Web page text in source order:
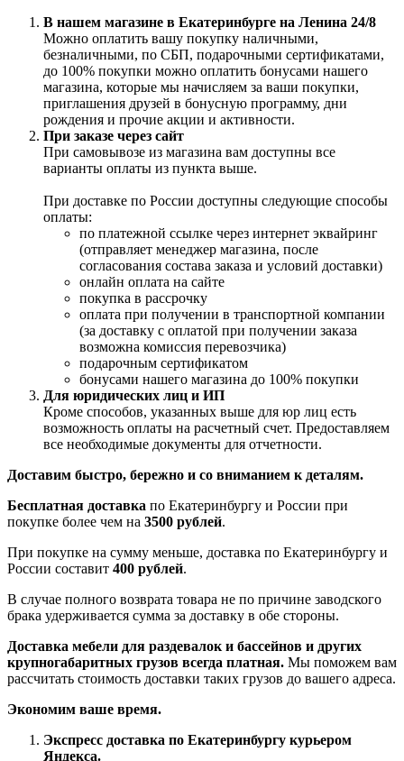
В нашем магазине в Екатеринбурге на Ленина 24/8
Можно оплатить вашу покупку наличными,
безналичными, по СБП, подарочными сертификатами,
до 100% покупки можно оплатить бонусами нашего
магазина, которые мы начисляем за ваши покупки,
приглашения друзей в бонусную программу, дни
рождения и прочие акции и активности.
При заказе через сайт
При самовывозе из магазина вам доступны все
варианты оплаты из пункта выше.
При доставке по России доступны следующие способы
оплаты:
по платежной ссылке через интернет эквайринг
(отправляет менеджер магазина, после
согласования состава заказа и условий доставки)
онлайн оплата на сайте
покупка в рассрочку
оплата при получении в транспортной компании
(за доставку с оплатой при получении заказа
возможна комиссия перевозчика)
подарочным сертификатом
бонусами нашего магазина до 100% покупки
Для юридических лиц и ИП
Кроме способов, указанных выше для юр лиц есть
возможность оплаты на расчетный счет. Предоставляем
все необходимые документы для отчетности.
Доставим быстро, бережно и со вниманием к деталям.
Бесплатная доставка по Екатеринбургу и России при
покупке более чем на 3500 рублей.
При покупке на сумму меньше, доставка по Екатеринбургу и
России составит 400 рублей.
В случае полного возврата товара не по причине заводского
брака удерживается сумма за доставку в обе стороны.
Доставка мебели для раздевалок и бассейнов и других
крупногабаритных грузов всегда платная. Мы поможем вам
рассчитать стоимость доставки таких грузов до вашего адреса.
Экономим ваше время.
Экспресс доставка по Екатеринбургу курьером
Яндекса.